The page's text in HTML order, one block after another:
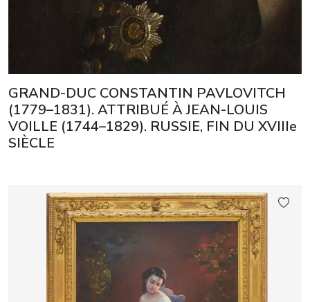
GRAND-DUC CONSTANTIN PAVLOVITCH
(1779–1831). ATTRIBUÉ À JEAN-LOUIS
VOILLE (1744–1829). RUSSIE, FIN DU XVIIIe
SIÈCLE